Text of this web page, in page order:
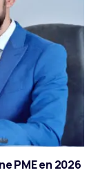
PME en 2026